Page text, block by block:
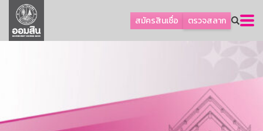
สมัครสินเชื่อ ตรวจสลาก
ลูกค้าธุรกิจ
ลูกค้าผู้ประกอบรายย่อย
การพัฒนาที่ยั่งยืน